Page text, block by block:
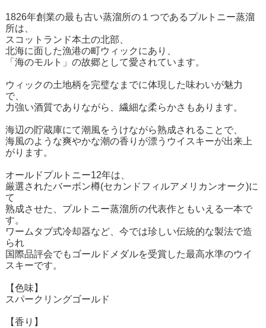
1826年創業の最も古い蒸溜所の１つであるプルトニー蒸溜
所は、
スコットランド本土の北部、
北海に面した漁港の町ウィックにあり、
「海のモルト」の故郷として愛されています。
ウィックの土地柄を完璧なまでに体現した味わいが魅力
で、
力強い酒質でありながら、繊細な柔らかさもあります。
海辺の貯蔵庫にて潮風をうけながら熟成されることで、
海風のような爽やかな潮の香りが漂うウイスキーが出来上
がります。
オールドプルトニー12年は、
厳選されたバーボン樽(セカンドフィルアメリカンオーク)に
て
熟成させた、プルトニー蒸溜所の代表作ともいえる一本で
す。
ワームタブ式冷却器など、今では珍しい伝統的な製法で造
られ
国際品評会でもゴールドメダルを受賞した最高水準のウイ
スキーです。
【色味】
スパークリングゴールド
【香り】